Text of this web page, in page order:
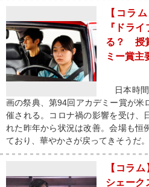
【コラ
『ドラ
る？ 授
ミー賞主
日本時間
画の祭典、第94回アカデミー賞が米
催される。コロナ禍の影響を受け、
れた昨年から状況は改善。会場も恒
ており、華やかさが戻ってきそうだ
【コラ
シェーク